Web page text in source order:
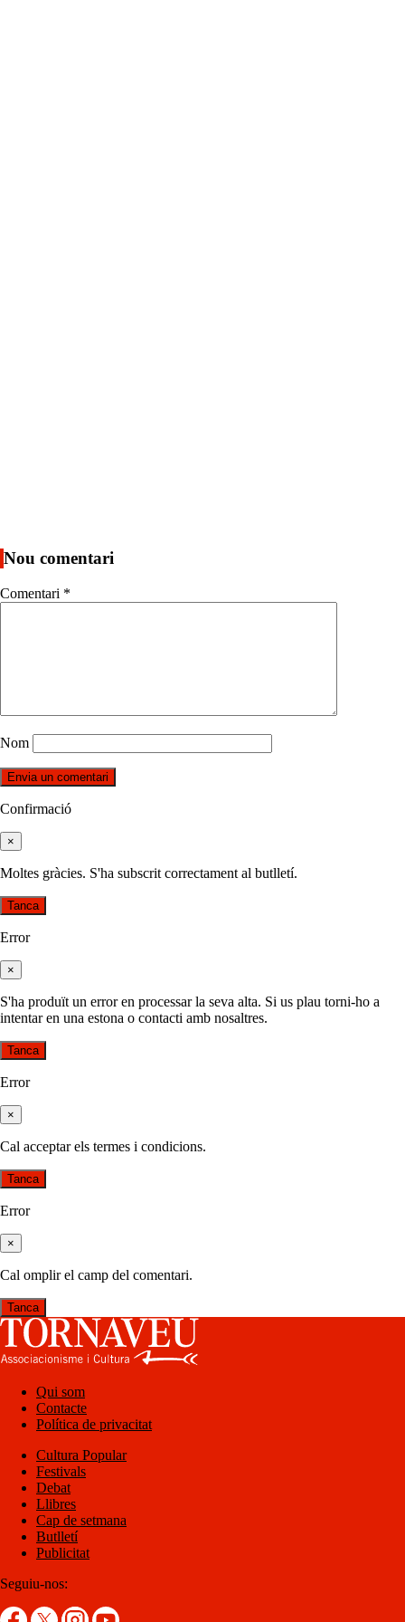
Nou comentari
Comentari *
Nom
Confirmació
×
Moltes gràcies. S'ha subscrit correctament al butlletí.
Tanca
Error
×
S'ha produït un error en processar la seva alta. Si us plau torni-ho a
intentar en una estona o contacti amb nosaltres.
Tanca
Error
×
Cal acceptar els termes i condicions.
Tanca
Error
×
Cal omplir el camp del comentari.
Tanca
Qui som
Contacte
Política de privacitat
Cultura Popular
Festivals
Debat
Llibres
Cap de setmana
Butlletí
Publicitat
Seguiu-nos: